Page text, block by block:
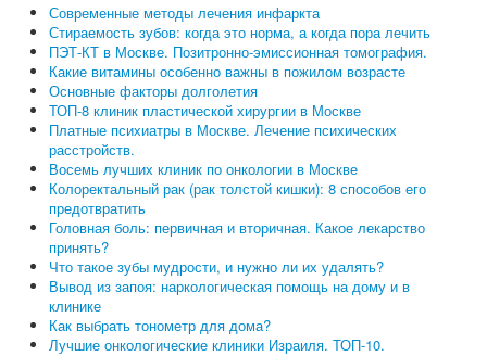
Современные методы лечения инфаркта
Стираемость зубов: когда это норма, а когда пора лечить
ПЭТ-КТ в Москве. Позитронно-эмиссионная томография.
Какие витамины особенно важны в пожилом возрасте
Основные факторы долголетия
ТОП-8 клиник пластической хирургии в Москве
Платные психиатры в Москве. Лечение психических
расстройств.
Восемь лучших клиник по онкологии в Москве
Колоректальный рак (рак толстой кишки): 8 способов его
предотвратить
Головная боль: первичная и вторичная. Какое лекарство
принять?
Что такое зубы мудрости, и нужно ли их удалять?
Вывод из запоя: наркологическая помощь на дому и в
клинике
Как выбрать тонометр для дома?
Лучшие онкологические клиники Израиля. ТОП-10.